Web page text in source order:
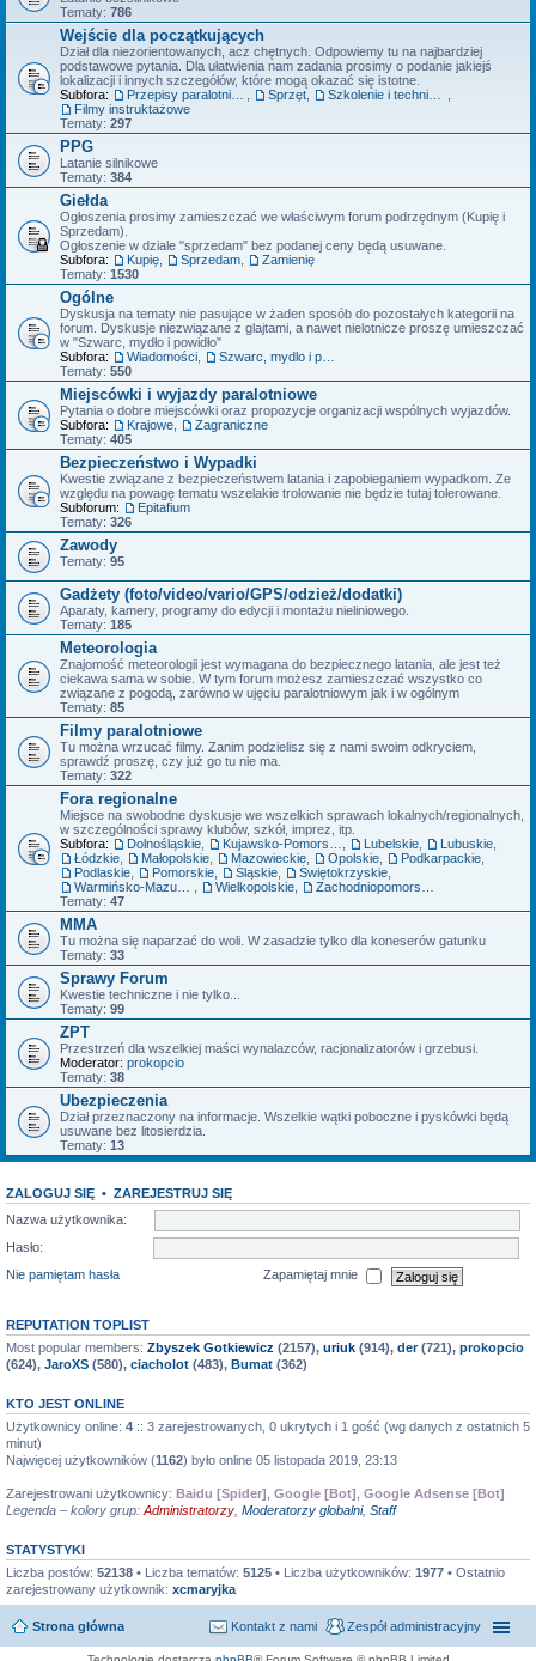
Tematy: 786
Wejście dla początkujących
Dział dla niezorientowanych, acz chętnych. Odpowiemy tu na najbardziej
podstawowe pytania. Dla ułatwienia nam zadania prosimy o podanie jakiejś
lokalizacji i innych szczegółów, które mogą okazać się istotne.
Subfora:
Sprzęt
Filmy instruktażowe
Tematy: 297
PPG
Latanie silnikowe
Tematy: 384
Giełda
Ogłoszenia prosimy zamieszczać we właściwym forum podrzędnym (Kupię i
Sprzedam).
Ogłoszenie w dziale "sprzedam" bez podanej ceny będą usuwane.
Subfora:
Kupię Sprzedam
Zamienię
Tematy: 1530
Ogólne
Dyskusja na tematy nie pasujące w żaden sposób do pozostałych kategorii na
forum. Dyskusje niezwiązane z glajtami, a nawet nielotnicze proszę umieszczać
w "Szwarc, mydło i powidło"
Subfora:
Wiadomości
Tematy: 550
Miejscówki i wyjazdy paralotniowe
Pytania o dobre miejscówki oraz propozycje organizacji wspólnych wyjazdów.
Subfora:
Krajowe
Zagraniczne
Tematy: 405
Bezpieczeństwo i Wypadki
Kwestie związane z bezpieczeństwem latania i zapobieganiem wypadkom. Ze
względu na powagę tematu wszelakie trolowanie nie będzie tutaj tolerowane.
Subforum:
Epitafium
Tematy: 326
Zawody
Tematy: 95
Gadżety (foto/video/vario/GPS/odzież/dodatki)
Aparaty, kamery, programy do edycji i montażu nieliniowego.
Tematy: 185
Meteorologia
Znajomość meteorologii jest wymagana do bezpiecznego latania, ale jest też
ciekawa sama w sobie. W tym forum możesz zamieszczać wszystko co
związane z pogodą, zarówno w ujęciu paralotniowym jak i w ogólnym
Tematy: 85
Filmy paralotniowe
Tu można wrzucać filmy. Zanim podzielisz się z nami swoim odkryciem,
sprawdź proszę, czy już go tu nie ma.
Tematy: 322
Fora regionalne
Miejsce na swobodne dyskusje we wszelkich sprawach lokalnych/regionalnych,
w szczególności sprawy klubów, szkół, imprez, itp.
Subfora:
Dolnośląskie Lubelskie Lubuskie
Łódzkie
Małopolskie Mazowieckie Opolskie Podkarpackie
Podlaskie
Pomorskie Śląskie Świętokrzyskie
Wielkopolskie
Tematy: 47
MMA
Tu można się naparzać do woli. W zasadzie tylko dla koneserów gatunku
Tematy: 33
Sprawy Forum
Kwestie techniczne i nie tylko...
Tematy: 99
ZPT
Przestrzeń dla wszelkiej maści wynalazców, racjonalizatorów i grzebusi.
Moderator: prokopcio
Tematy: 38
Ubezpieczenia
Dział przeznaczony na informacje. Wszelkie wątki poboczne i pyskówki będą
usuwane bez litosierdzia.
Tematy: 13
ZALOGUJ SIĘ • ZAREJESTRUJ SIĘ
Nazwa użytkownika:
Hasło:
Nie pamiętam hasła
Zapamiętaj mnie
REPUTATION TOPLIST
Most popular members: Zbyszek Gotkiewicz (2157), uriuk (914), der(721), prokopcio
(624), JaroXS (580), ciacholot (483), Bumat (362)
KTO JEST ONLINE
Użytkownicy online: 4 :: 3 zarejestrowanych, 0 ukrytych i 1 gość (wg danych z ostatnich 5
minut)
Najwięcej użytkowników (1162) było online 05 listopada 2019, 23:13
Zarejestrowani użytkownicy: Baidu [Spider] Google [Bot] Google Adsense [Bot]
Legenda – kolory grup: Administratorzy Moderatorzy globalni, Staff
STATYSTYKI
Liczba postów: 52138 • Liczba tematów: 5125 • Liczba użytkowników: 1977 • Ostatnio
zarejestrowany użytkownik: xcmaryjka
Strona główna Zespół administracyjny
Kontakt z nami